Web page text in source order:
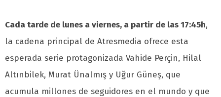
Cada tarde de lunes a viernes, a partir de las 17:45h,
la cadena principal de Atresmedia ofrece esta
esperada serie protagonizada Vahide Perçin, Hilal
Altınbilek, Murat Ünalmış y Uğur Güneş, que
acumula millones de seguidores en el mundo y que